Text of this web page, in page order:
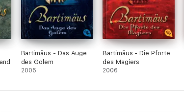
Bartimäus - Das Auge
des Golem
2005
Bartimäus - Die Pforte
des Magiers
2006